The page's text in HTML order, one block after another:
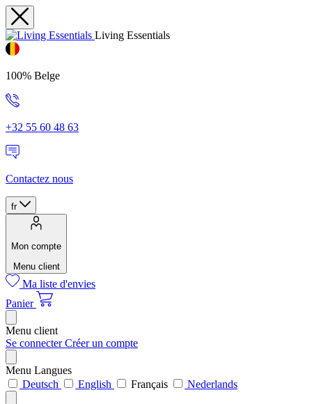
Living Essentials
100% Belge
+32 55 60 48 63
Contactez nous
fr
Mon compte
Menu client
Ma liste d'envies
Panier
Menu client
Se connecterCréer un compte
Menu Langues
Deutsch
English Français Nederlands